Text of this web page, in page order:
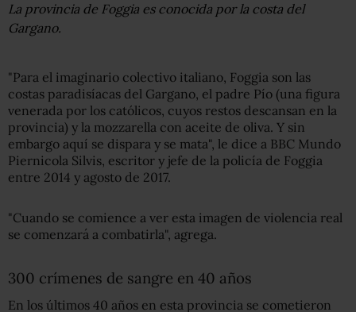
La provincia de Foggia es conocida por la costa del
Gargano.
"Para el imaginario colectivo italiano, Foggia son las
costas paradisíacas del Gargano, el padre Pío (una figura
venerada por los católicos, cuyos restos descansan en la
provincia) y la mozzarella con aceite de oliva. Y sin
embargo aquí se dispara y se mata", le dice a BBC Mundo
Piernicola Silvis, escritor y jefe de la policía de Foggia
entre 2014 y agosto de 2017.
"Cuando se comience a ver esta imagen de violencia real
se comenzará a combatirla", agrega.
300 crímenes de sangre en 40 años
En los últimos 40 años en esta provincia se cometieron